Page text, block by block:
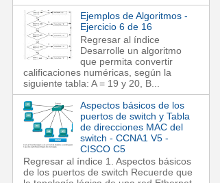
Ejemplos de Algoritmos -
Ejercicio 6 de 16
Regresar al índice
Desarrolle un algoritmo
que permita convertir
calificaciones numéricas, según la
siguiente tabla: A = 19 y 20, B...
Aspectos básicos de los
puertos de switch y Tabla
de direcciones MAC del
switch - CCNA1 V5 -
CISCO C5
Regresar al índice 1. Aspectos básicos
de los puertos de switch Recuerde que